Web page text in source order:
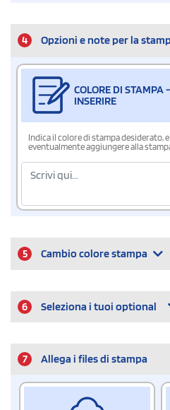
4 Opzioni e note per la
COLORE DI STAMPA
INSERIRE
Indica il colore di stampa desiderato,
eventualmente aggiungere alla
5 Cambio colore stampa
6 Seleziona i tuoi optional
7 Allega i files di stampa